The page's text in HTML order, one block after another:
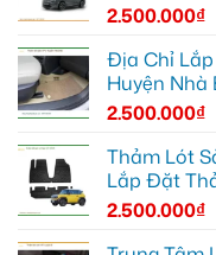
2.500.000₫
Địa Chỉ Lắp
Huyện Nhà
2.500.000₫
Thảm Lót
Lắp Đặt
2.500.000₫